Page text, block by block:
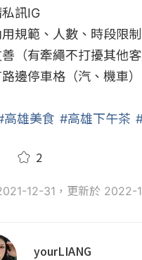
訊IG
規範、人數、時段限
（有牽繩不打擾其他客
邊停車格（汽、機車）
高雄美食 #高雄下午茶
2
12-31，更新於 2022-
yourLIANG